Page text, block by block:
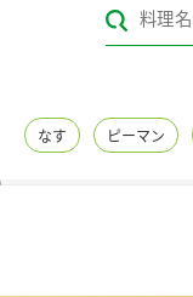
レシピカテゴリ一覧
レシピ名特集
なす ピーマン